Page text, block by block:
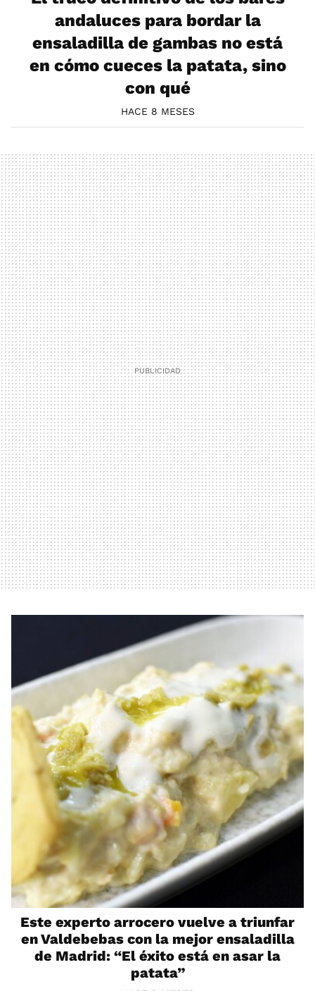
andaluces para bordar la
ensaladilla de gambas no está
en cómo cueces la patata, sino
con qué
HACE 8 MESES
Este experto arrocero vuelve a triunfar
en Valdebebas con la mejor ensaladilla
de Madrid: “El éxito está en asar la
patata”